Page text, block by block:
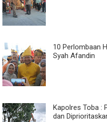
10 Perlombaan
Syah Afandin
Kapolres Toba :
dan